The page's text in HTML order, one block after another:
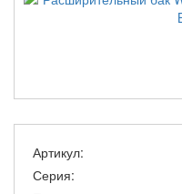
Артикул:
Серия: